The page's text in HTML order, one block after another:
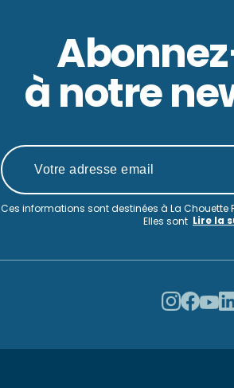
à notre
Ces informations sont destinées à La Chouette
Elles sont Lire la